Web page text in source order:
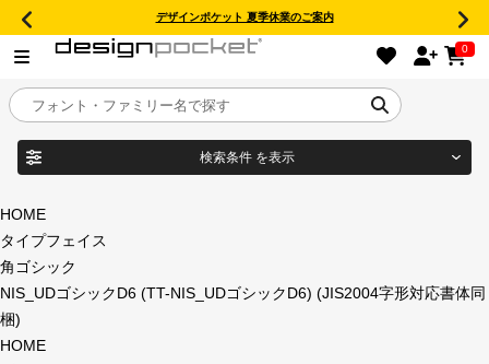
デザインポケット 夏季休業のご案内
0
目的別フォントガイド
特集
おすすめ
検索条件 を表示
商品名
HOME
タイプフェイス
角ゴシック
NIS_UDゴシックD6 (TT-NIS_UDゴシックD6) (JIS2004字形対応書体同
梱)
HOME